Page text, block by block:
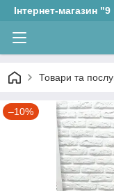
Інтернет-магазин
Товари та
–10%